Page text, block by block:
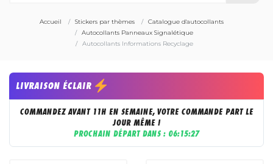
Accueil Stickers par thèmes
Catalogue d'autocollants
Autocollants Panneaux Signalétique
Autocollants Informations Recyclage
LIVRAISON ÉCLAIR
COMMANDEZ AVANT 11H EN SEMAINE, VOTRE COMMANDE PART LE
JOUR MÊME !
PROCHAIN DÉPART DANS : 06:15:26